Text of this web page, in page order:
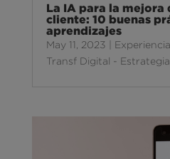
La IA para la mejora
cliente: 10 buenas
aprendizajes
May 11, 2023
Transf Digital - Estrategia